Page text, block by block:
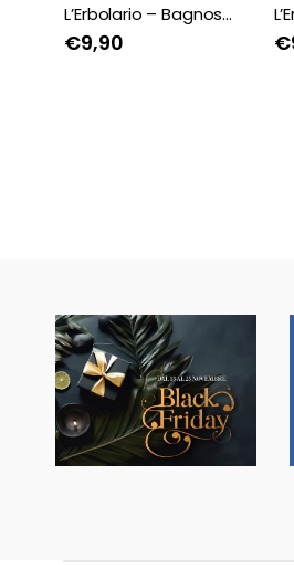
L’Erbolario – Bagnoschiuma Neroli neroli
€9,90